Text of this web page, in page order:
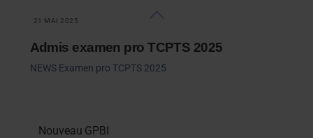
content
21 MAI 2025
Admis examen pro TCPTS 2025
NEWS Examen pro TCPTS 2025
Nouveau GPBI
Back
Top